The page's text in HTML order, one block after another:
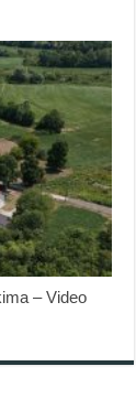
– Video